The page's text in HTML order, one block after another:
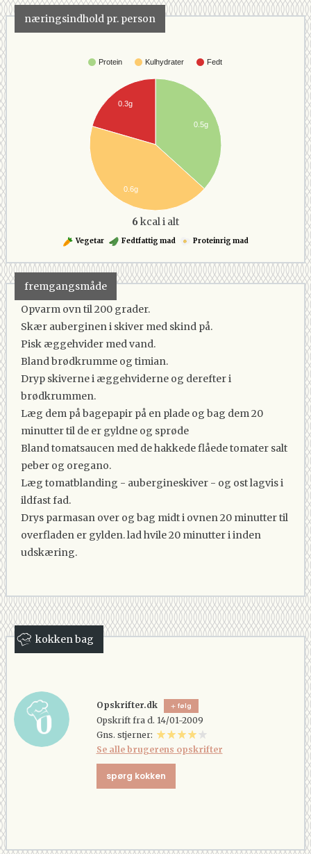
næringsindhold pr. person
Protein Kulhydrater Fedt
0.5g
0.3g
0.6g
6 kcal i alt
Vegetar Fedtfattig mad Proteinrig mad
fremgangsmåde
Opvarm ovn til 200 grader.
Skær auberginen i skiver med skind på.
Pisk æggehvider med vand.
Bland brødkrumme og timian.
Dryp skiverne i æggehviderne og derefter i
brødkrummen.
Læg dem på bagepapir på en plade og bag dem 20
minutter til de er gyldne og sprøde
Bland tomatsaucen med de hakkede flåede tomater salt
peber og oregano.
Læg tomatblanding - aubergineskiver - og ost lagvis i
ildfast fad.
Drys parmasan over og bag midt i ovnen 20 minutter til
overfladen er gylden. lad hvile 20 minutter i inden
udskæring.
kokken bag
Opskrifter.dk følg
Opskrift fra d. 14/01-2009
Gns. stjerner:
Se alle brugerens opskrifter
spørg kokken